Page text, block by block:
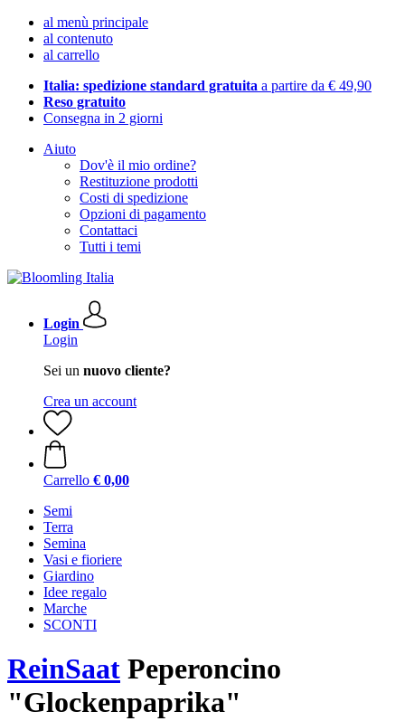
al menù principale
al contenuto
al carrello
Italia: spedizione standard gratuita a partire da € 49,90
Reso gratuito
Consegna in 2 giorni
Aiuto
Dov'è il mio ordine?
Restituzione prodotti
Costi di spedizione
Opzioni di pagamento
Contattaci
Tutti i temi
Login
Login
Sei un nuovo cliente?
Crea un account
Carrello € 0,00
Semi
Terra
Semina
Vasi e fioriere
Giardino
Idee regalo
Marche
SCONTI
ReinSaat Peperoncino
"Glockenpaprika"